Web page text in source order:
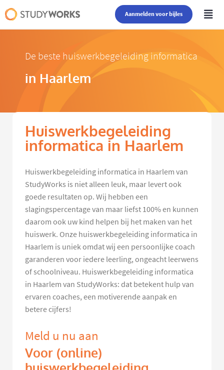
Aanmelden voor bijles
De beste huiswerkbegeleiding informatica
in Haarlem
Huiswerkbegeleiding
informatica in Haarlem
Huiswerkbegeleiding informatica in Haarlem van
StudyWorks is niet alleen leuk, maar levert ook
goede resultaten op. Wij hebben een
slagingspercentage van maar liefst 100% en kunnen
daarom ook uw kind helpen bij het maken van het
huiswerk. Onze huiswerkbegeleiding informatica in
Haarlem is uniek omdat wij een persoonlijke coach
garanderen voor iedere leerling, ongeacht leerwens
of schoolniveau. Huiswerkbegeleiding informatica
in Haarlem van StudyWorks: dat betekent hulp van
ervaren coaches, een motiverende aanpak en
betere cijfers!
Meld u nu aan
Voor (online)